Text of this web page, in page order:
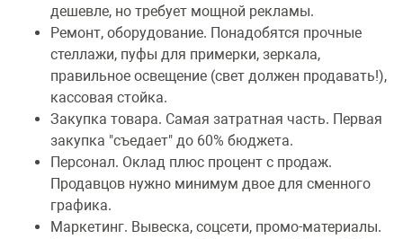
дешевле, но требует мощной рекламы.
Ремонт, оборудование. Понадобятся прочные
стеллажи, пуфы для примерки, зеркала,
правильное освещение (свет должен продавать!),
кассовая стойка.
Закупка товара. Самая затратная часть. Первая
закупка "съедает" до 60% бюджета.
Персонал. Оклад плюс процент с продаж.
Продавцов нужно минимум двое для сменного
графика.
Маркетинг. Вывеска, соцсети, промо-материалы.